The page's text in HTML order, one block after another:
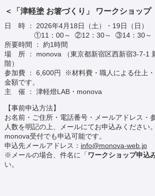
＜「津軽塗 お箸づくり」 ワークショッ
日 時 ： 2026年4月18日（土）・19日（日）
①11：00～ ②12：30～ ③14：30～
所要時間 ： 約1時間
場 所 ： monova （東京都新宿区西新宿3-7-1
階）
参加費 ： 6,600円 ※材料費・職人による仕上
金額です。
主 催 ： 津軽燈LAB・monova
【事前申込方法】
お名前・ご住所・電話番号・メールアドレス・
人数を明記の上、メールにてお申込みください。
monova受付でも申込可能です。
申込先メールアドレス： info@monova-web.jp
※メールの場合、件名に「 ワークショップ申込
い。